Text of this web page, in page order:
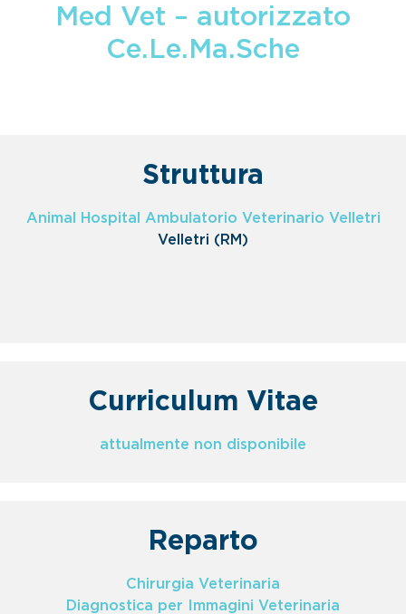
Med Vet – autorizzato
Ce.Le.Ma.Sche
Struttura
Animal Hospital Ambulatorio Veterinario Velletri
Velletri (RM)
Curriculum Vitae
attualmente non disponibile
Reparto
Chirurgia Veterinaria
Diagnostica per Immagini Veterinaria